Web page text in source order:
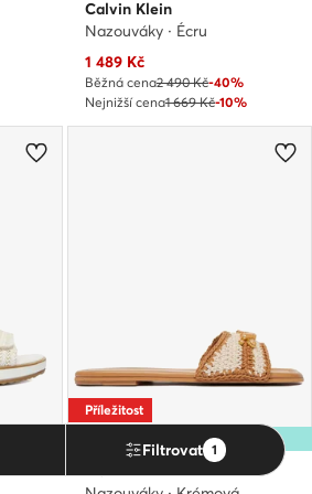
Calvin Klein
Nazouváky · Écru
Aktuální cena
1 489 Kč
Běžná cena2 490 Kč-40%
Nejnižší cena1 669 Kč-10%
extra -35% Kód: SUMMER
Příležitost
Inuikii
Filtrovat 1